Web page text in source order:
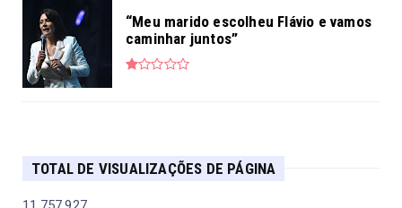
“Meu marido escolheu Flávio e vamos
caminhar juntos”
TOTAL DE VISUALIZAÇÕES DE PÁGINA